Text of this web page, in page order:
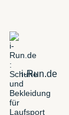
i-Run.de